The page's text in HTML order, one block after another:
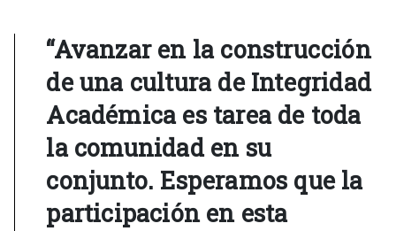
“Avanzar en la construcción
de una cultura de Integridad
Académica es tarea de toda
la comunidad en su
conjunto. Esperamos que la
participación en esta